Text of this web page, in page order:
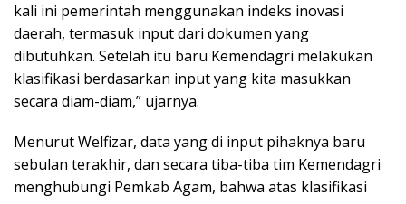
kali ini pemerintah menggunakan indeks inovasi
daerah, termasuk input dari dokumen yang
dibutuhkan. Setelah itu baru Kemendagri melakukan
klasifikasi berdasarkan input yang kita masukkan
secara diam-diam,” ujarnya.
Menurut Welfizar, data yang di input pihaknya baru
sebulan terakhir, dan secara tiba-tiba tim Kemendagri
menghubungi Pemkab Agam, bahwa atas klasifikasi